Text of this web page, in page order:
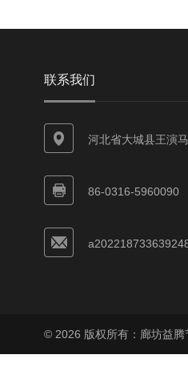
联系我们
河北省大城县王演
86-0316-5960090
© 2026 版权所有：廊坊益